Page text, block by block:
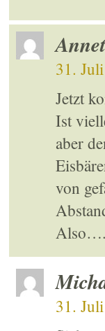
31.
Jetzt
Ist
aber
von
31.